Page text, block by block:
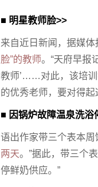
■ 明星教师脸>>
来自近日新闻，据媒
脸”的教师。“天府早报
教师’……对此，该培训
的优秀老师，要对得起
■ 因锅炉故障温泉洗浴
语出作家带三个表本周
两天。”据此，带三个
停鲜奶供应。”